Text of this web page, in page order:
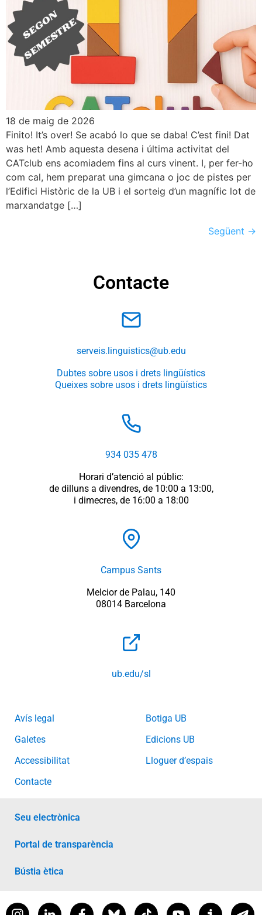
18 de maig de 2026
Finito! It’s over! Se acabó lo que se daba! C’est fini! Dat
was het! Amb aquesta desena i última activitat del
CATclub ens acomiadem fins al curs vinent. I, per fer-ho
com cal, hem preparat una gimcana o joc de pistes per
l’Edifici Històric de la UB i el sorteig d’un magnífic lot de
marxandatge […]
Següent →
Contacte
serveis.linguistics@ub.edu
Dubtes sobre usos i drets lingüístics
Queixes sobre usos i drets lingüístics
934 035 478
Horari d’atenció al públic:
de dilluns a divendres, de 10:00 a 13:00,
i dimecres, de 16:00 a 18:00
Campus Sants
Melcior de Palau, 140
08014 Barcelona
ub.edu/sl
Avís legal
Galetes
Accessibilitat
Contacte
Botiga UB
Edicions UB
Lloguer d’espais
Seu electrònica
Portal de transparència
Bústia ètica